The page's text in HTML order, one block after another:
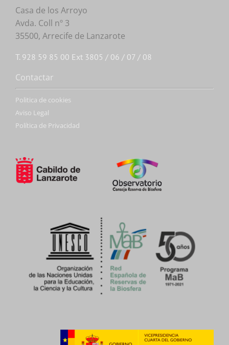
Casa de los Arroyo
Avda. Coll nº 3
35500, Arrecife de Lanzarote
T. 928 59 85 00 Ext 3805 / 06 / 07 / 08
Contactar
Politica de cookies
Aviso Legal
Política de Privacidad